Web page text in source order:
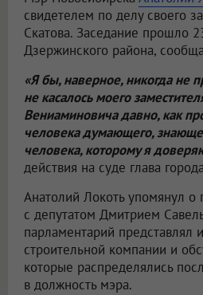
свидетелем по делу своего
Скатова. Заседание прошло
Дзержинского района,
«Я бы, наверное, никогда не
не касалось моего
Вениаминовича давно, как
человека думающего,
человека, которому я
действия на суде глава
Анатолий Локоть упомянул о
с депутатом Дмитрием
парламентарий представлял
строительной компании и
которые распределялись
в должность мэра.